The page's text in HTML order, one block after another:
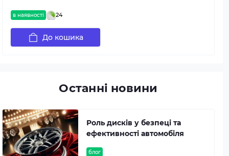
в наявності 24
До кошика
Останні новини
блог
Роль дисків у безпеці та
ефективності автомобіля